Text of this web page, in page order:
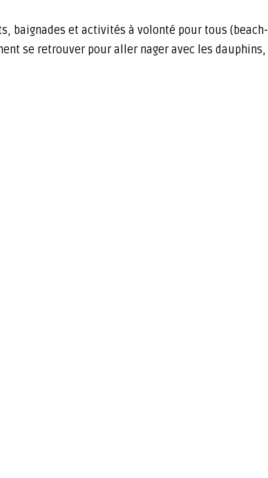
baignades et activités à volonté pour tous (beach-
se retrouver pour aller nager avec les dauphins,